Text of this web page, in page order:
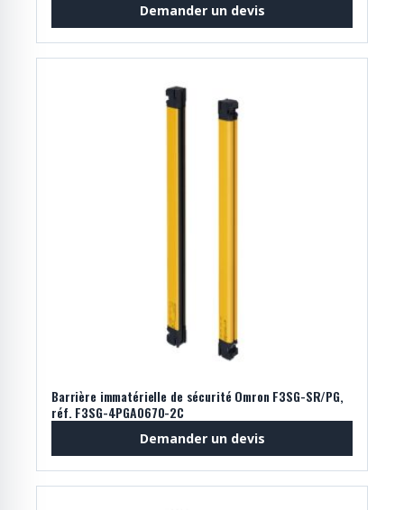
Demander un devis
Barrière immatérielle de sécurité Omron F3SG-SR/PG,
réf. F3SG-4PGA0670-2C
Demander un devis